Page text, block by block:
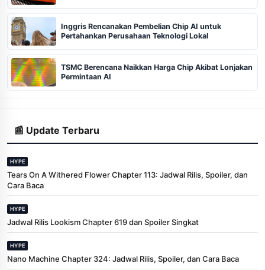
Inggris Rencanakan Pembelian Chip AI untuk
Pertahankan Perusahaan Teknologi Lokal
TSMC Berencana Naikkan Harga Chip Akibat Lonjakan
Permintaan AI
📰 Update Terbaru
HYPE
Tears On A Withered Flower Chapter 113: Jadwal Rilis, Spoiler, dan
Cara Baca
HYPE
Jadwal Rilis Lookism Chapter 619 dan Spoiler Singkat
HYPE
Nano Machine Chapter 324: Jadwal Rilis, Spoiler, dan Cara Baca